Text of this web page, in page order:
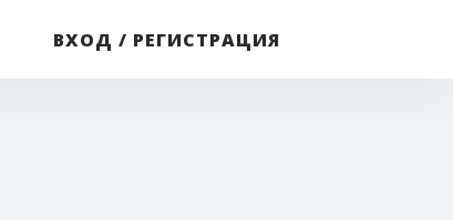
ВХОД / РЕГИСТРАЦИЯ